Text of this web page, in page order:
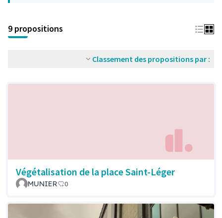
9 propositions
Classement des propositions par :
Végétalisation de la place Saint-Léger
MUNIER 0